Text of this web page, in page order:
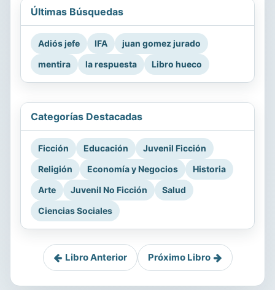
Últimas Búsquedas
Adiós jefe IFA
juan gomez jurado
mentira
la respuesta Libro hueco
Categorías Destacadas
Ficción Educación
Juvenil Ficción
Religión
Economía y Negocios
Historia
Arte
Juvenil No Ficción
Salud
Ciencias Sociales
Libro Anterior Próximo Libro